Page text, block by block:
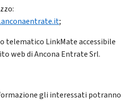
;
telematico LinkMate accessibile
web di Ancona Entrate Srl.
gli interessati potranno